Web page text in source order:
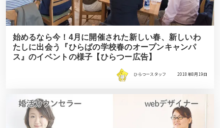
始めるなら今！4月に開催された新しい春、新しいわ
たしに出会う『ひらばの学校春のオープンキャンパ
ス』のイベントの様子【ひらつー広告】
ひらつースタッフ 2018年8月19日